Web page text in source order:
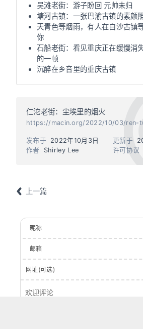
吴滩老街：游子盼回 元帅未归
塘河古镇：一张巴渝古镇的素颜
天青色等烟雨，有人在白沙古镇
你
石船老街：看见重庆正在缓慢消
的一帧
沉醉在乡音里的重庆古镇
仁沱老街：尘埃里的烟火
https://macin.org/2022/10/03/ren-
作者 Shirley Lee
发布于 2022年10月3日 更新于
许可协议
上一篇
昵称
邮箱
网址(可选)